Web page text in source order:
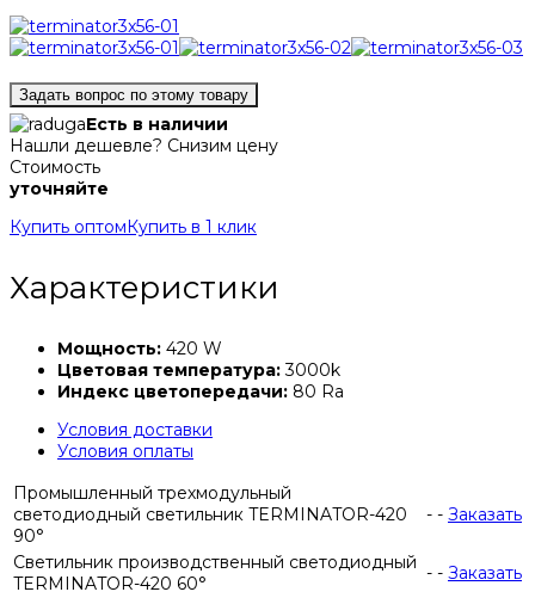
Задать вопрос по этому товару
Есть в наличии
Нашли дешевле? Снизим цену
Стоимость
уточняйте
Купить оптом Купить в 1 клик
Характеристики
Мощность: 420 W
Цветовая температура:3000k
Индекс цветопередачи: 80 Ra
Условия доставки
Условия оплаты
Промышленный трехмодульный
светодиодный светильник TERMINATOR-420
90°
- - Заказать
Светильник производственный светодиодный
TERMINATOR-420 60°
- - Заказать